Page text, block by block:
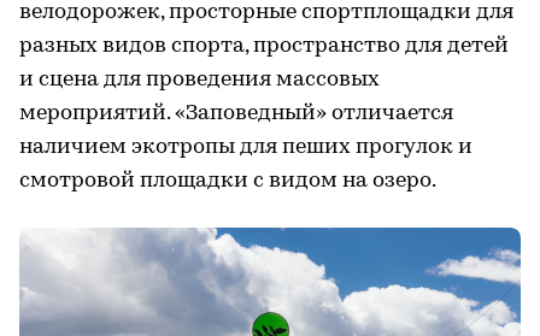
велодорожек, просторные спортплощадки для
разных видов спорта, пространство для детей
и сцена для проведения массовых
мероприятий. «Заповедный» отличается
наличием экотропы для пеших прогулок и
смотровой площадки с видом на озеро.